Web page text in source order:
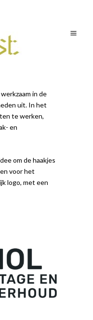
in de
uit. In het
te werken,
en
om de haakjes
voor het
logo, met een